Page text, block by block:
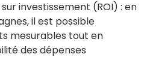
investissement (ROI) : en
il est possible
mesurables tout en
des dépenses